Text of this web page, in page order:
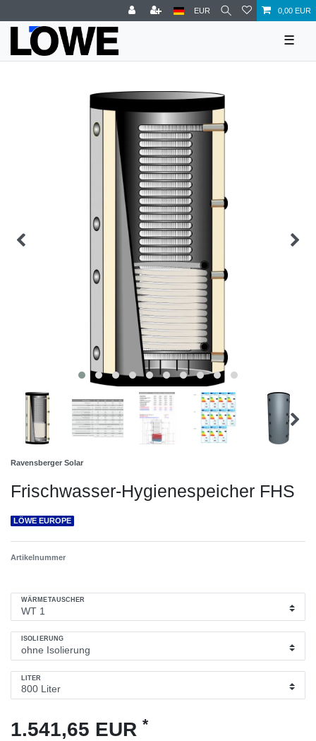
EUR 0,00 EUR
☰
Ravensberger Solar
Frischwasser-Hygienespeicher FHS
LÖWE EUROPE
Artikelnummer
WÄRMETAUSCHER
ISOLIERUNG
LITER
1.541,65 EUR *